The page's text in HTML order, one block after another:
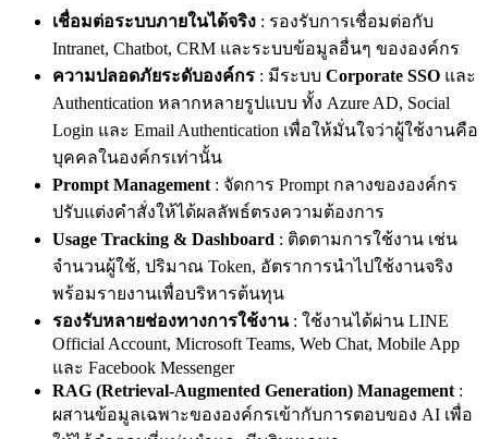
เชื่อมต่อระบบภายในได้จริง : รองรับการเชื่อมต่อกับ
Intranet, Chatbot, CRM และระบบข้อมูลอื่นๆ ขององค์กร
ความปลอดภัยระดับองค์กร : มีระบบ Corporate SSO และ
Authentication หลากหลายรูปแบบ ทั้ง Azure AD, Social
Login และ Email Authentication เพื่อให้มั่นใจว่าผู้ใช้งานคือ
บุคคลในองค์กรเท่านั้น
Prompt Management : จัดการ Prompt กลางขององค์กร
ปรับแต่งคำสั่งให้ได้ผลลัพธ์ตรงความต้องการ
Usage Tracking & Dashboard : ติดตามการใช้งาน เช่น
จำนวนผู้ใช้, ปริมาณ Token, อัตราการนำไปใช้งานจริง
พร้อมรายงานเพื่อบริหารต้นทุน
รองรับหลายช่องทางการใช้งาน: ใช้งานได้ผ่าน LINE
Official Account, Microsoft Teams, Web Chat, Mobile App
และ Facebook Messenger
RAG (Retrieval-Augmented Generation) Management :
ผสานข้อมูลเฉพาะขององค์กรเข้ากับการตอบของ AI เพื่อ